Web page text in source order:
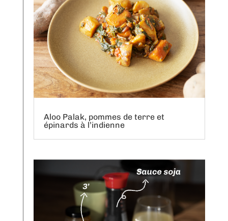
Aloo Palak, pommes de terre et
épinards à l’indienne